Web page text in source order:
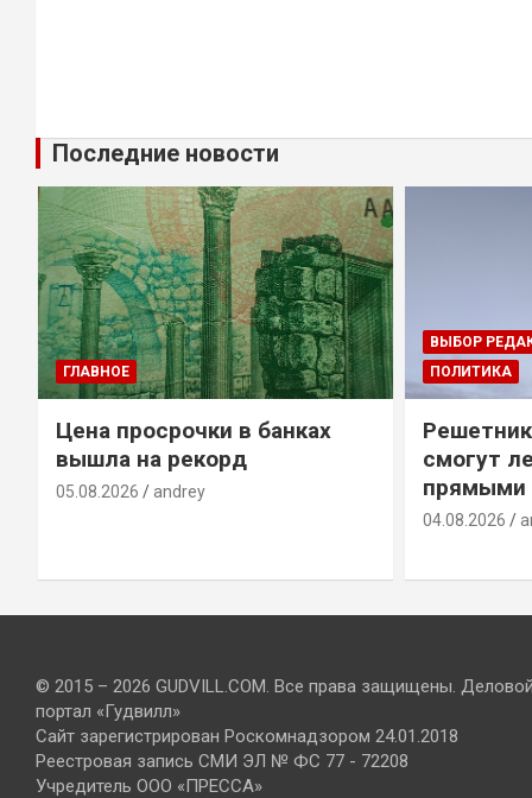
Последние новости
ГЛАВНОЕ
Цена просрочки в банках
вышла на рекорд
05.08.2026 andrey
ВЫБОР
ПОЛИТИКА
смогут
прямыми
04.08.2026
© 2015 – 2026 GUDVILL.COM. Все права защищены.
портал «Гудвилл»
Сайт зарегистрирован Роскомнадзором 24.01.2018
Реестровая запись СМИ ЭЛ № ФС 77 - 72208
Учредитель ООО «ПРЕССА»